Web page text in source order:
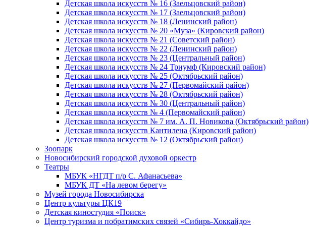
Детская школа искусств № 16 (Заельцовский район)
Детская школа искусств № 17 (Заельцовский район)
Детская школа искусств № 18 (Ленинский район)
Детская школа искусств № 20 «Муза» (Кировский район)
Детская школа искусств № 21 (Советский район)
Детская школа искусств № 22 (Ленинский район)
Детская школа искусств № 23 (Центральный район)
Детская школа искусств № 24 Триумф (Кировский район)
Детская школа искусств № 25 (Октябрьский район)
Детская школа искусств № 27 (Первомайский район)
Детская школа искусств № 28 (Октябрьский район)
Детская школа искусств № 30 (Центральный район)
Детская школа искусств № 4 (Первомайский район)
Детская школа искусств № 7 им. А. П. Новикова (Октябрьский район)
Детская школа искусств Кантилена (Кировский район)
Детская школа искусств № 12 (Октябрьский район)
Зоопарк
Новосибирский городской духовой оркестр
Театры
МБУК «НГДТ п/р С. Афанасьева»
МБУК ДТ «На левом берегу»
Музей города Новосибирска
Центр культуры ЦК19
Детская киностудия «Поиск»
Центр туризма и побратимских связей «Сибирь-Хоккайдо»